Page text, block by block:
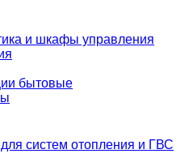
и шкафы управления
бытовые
систем отопления и ГВС